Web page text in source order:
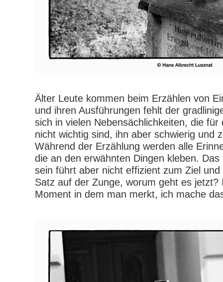
Älter Leute kommen beim Erzählen von
und ihren Ausführungen fehlt der
sich in vielen Nebensächlichkeiten, die
nicht wichtig sind, ihn aber schwierig und
Während der Erzählung werden alle
die an den erwähnten Dingen kleben.
sein führt aber nicht effizient zum Ziel
Satz auf der Zunge, worum geht es jetzt?
Moment in dem man merkt, ich mache